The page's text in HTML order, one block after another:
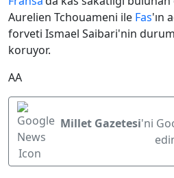
Aurelien Tchouameni ile Fas'ın
forveti Ismael Saibari'nin
koruyor.
AA
Millet Gazetesi'ni